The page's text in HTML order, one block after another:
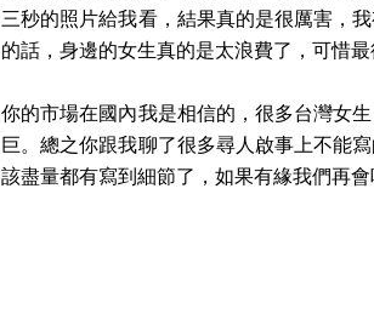
三秒的照片給我看，結果真的是很厲害，
的話，身邊的女生真的是太浪費了，可惜
你的市場在國內我是相信的，很多台灣女
巨。總之你跟我聊了很多尋人啟事上不能
該盡量都有寫到細節了，如果有緣我們再會